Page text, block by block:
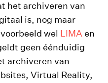
het archiveren van
is, nog maar
wel LIMA en
geen éénduidig
archiveren van
Virtual Reality,